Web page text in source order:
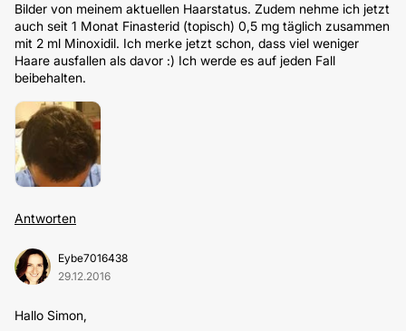
Bilder von meinem aktuellen Haarstatus. Zudem nehme ich jetzt
auch seit 1 Monat Finasterid (topisch) 0,5 mg täglich zusammen
mit 2 ml Minoxidil. Ich merke jetzt schon, dass viel weniger
Haare ausfallen als davor :) Ich werde es auf jeden Fall
beibehalten.
Antworten
Eybe7016438
29.12.2016
Hallo Simon,